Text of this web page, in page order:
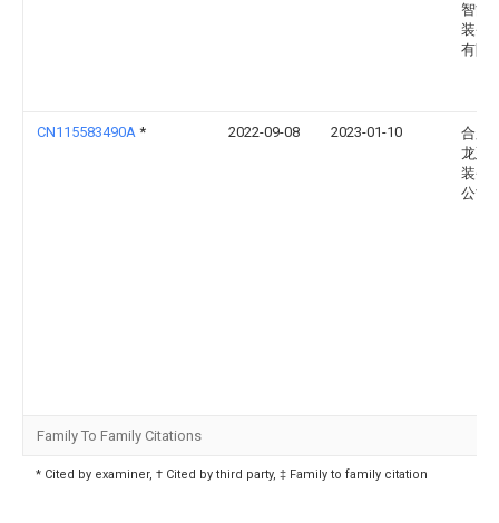
智能
装备
有限
CN115583490A * 2022-09-08 2023-01-10
合肥
龙延
装备
公司
Family To Family Citations
* Cited by examiner, † Cited by third party, ‡ Family to family citation